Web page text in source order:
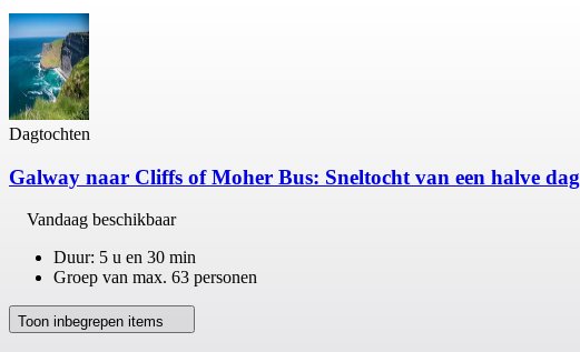
Dagtochten
Galway naar Cliffs of Moher Bus: Sneltocht van een halve dag
Vandaag beschikbaar
Duur: 5 u en 30 min
Groep van max. 63 personen
Toon inbegrepen items